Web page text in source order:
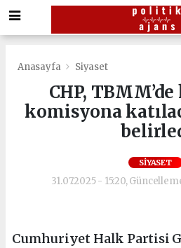
Anasayfa Siyaset
CHP,
komisyona
SIYASET
31.07.2025 - 15:20,
Cumhuriyet Halk Partisi